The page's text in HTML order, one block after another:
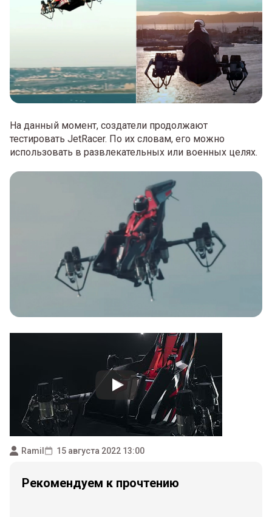
На данный момент, создатели продолжают
тестировать JetRacer. По их словам, его можно
использовать в развлекательных или военных целях.
Ramil 15 августа 2022 13:00
Рекомендуем к прочтению